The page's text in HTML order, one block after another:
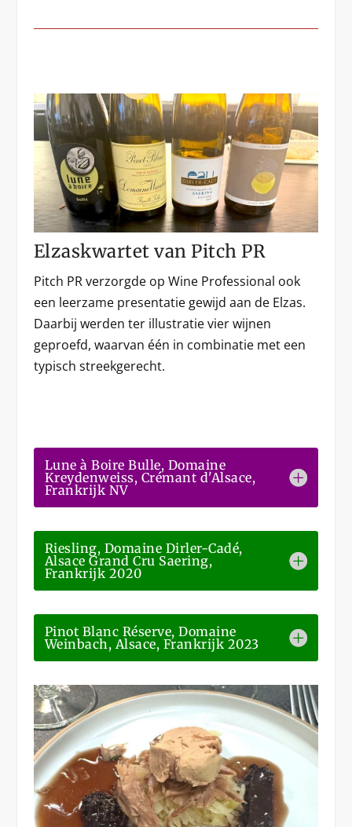
Elzaskwartet van Pitch PR
Pitch PR verzorgde op Wine Professional ook
een leerzame presentatie gewijd aan de Elzas.
Daarbij werden ter illustratie vier wijnen
geproefd, waarvan één in combinatie met een
typisch streekgerecht.
Lune à Boire Bulle, Domaine
Kreydenweiss, Crémant d'Alsace,
Frankrijk NV
Riesling, Domaine Dirler-Cadé,
Alsace Grand Cru Saering,
Frankrijk 2020
Pinot Blanc Réserve, Domaine
Weinbach, Alsace, Frankrijk 2023